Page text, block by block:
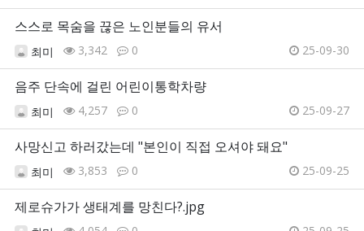
스스로 목숨을 끊은 노인분들의 유서
최미 3,342 0 25-09-30
음주 단속에 걸린 어린이통학차량
최미 4,257 0 25-09-27
사망신고 하러갔는데 "본인이 직접 오셔야 돼요"
최미 3,853 0 25-09-25
제로슈가가 생태계를 망친다?.jpg